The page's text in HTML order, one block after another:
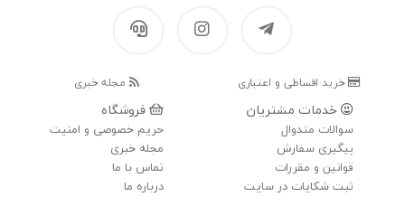
خرید اقساطی و اعتباری مجله خبری
خدمات مشتریان
سوالات متدوال
پیگیری سفارش
قوانین و مقررات
ثبت شکایات در سایت
فروشگاه
حریم خصوصی و امنیت
مجله خبری
تماس با ما
درباره ما